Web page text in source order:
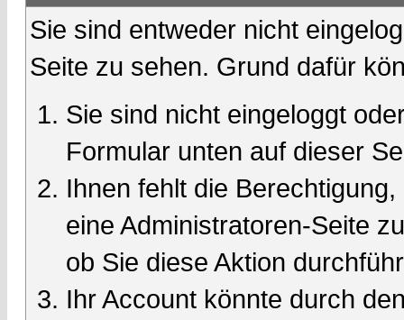
Sie sind entweder nicht
Seite zu sehen. Grund dafür
Sie sind nicht eingeloggt
Formular unten auf dieser
Ihnen fehlt die
eine Administratoren-Seite
ob Sie diese Aktion
Ihr Account könnte durch